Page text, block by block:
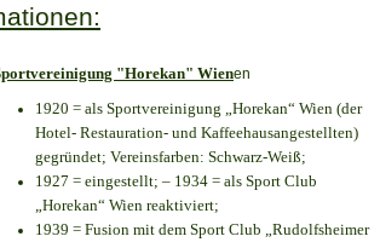
"Horekan" Wienen
1920 = als Sportvereinigung „Horekan“ Wien (der
Hotel- Restauration- und Kaffeehausangestellten)
gegründet; Vereinsfarben: Schwarz-Weiß;
1927 = eingestellt; – 1934 = als Sport Club
„Horekan“ Wien reaktiviert;
1939 = Fusion mit dem Sport Club „Rudolfsheimer